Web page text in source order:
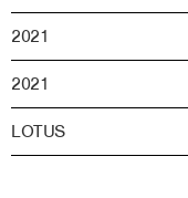
2021
2021
LOTUS